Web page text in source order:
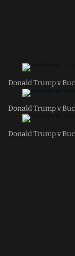
Donald Trump v
Donald Trump v
Donald Trump v